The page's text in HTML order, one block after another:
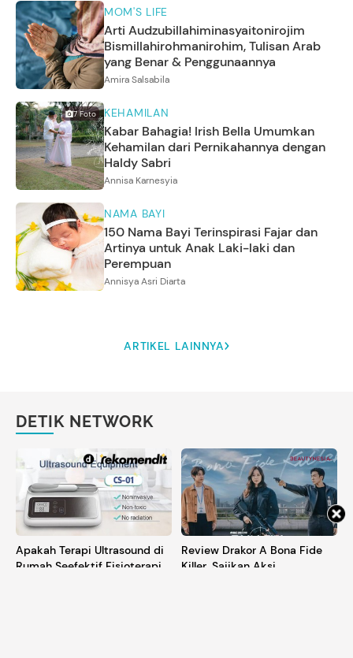
MOM'S LIFE
Arti Audzubillahiminasyaitonirojim
Bismillahirohmanirohim, Tulisan Arab
yang Benar & Penggunaannya
Amira Salsabila
7Foto KEHAMILAN
Kabar Bahagia! Irish Bella Umumkan
Kehamilan dari Pernikahannya dengan
Haldy Sabri
Annisa Karnesyia
NAMA BAYI
150 Nama Bayi Terinspirasi Fajar dan
Artinya untuk Anak Laki-laki dan
Perempuan
Annisya Asri Diarta
ARTIKEL LAINNYA
DETIK NETWORK
Apakah Terapi Ultrasound di
Rumah Seefektif Fisioterapi
Review Drakor A Bona Fide
Killer, Sajikan Aksi